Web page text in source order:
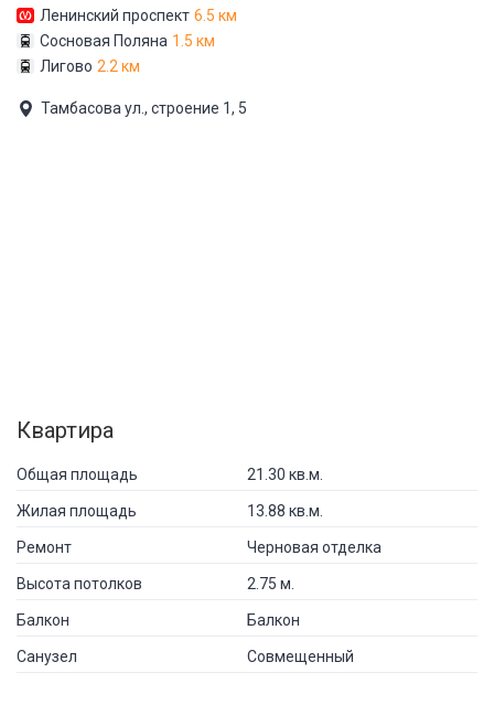
Ленинский проспект 6.5 км
Сосновая Поляна 1.5 км
Лигово 2.2 км
Тамбасова ул., строение 1, 5
Квартира
Общая площадь 21.30 кв.м.
Жилая площадь 13.88 кв.м.
Ремонт Черновая отделка
Высота потолков 2.75 м.
Балкон Балкон
Санузел Совмещенный